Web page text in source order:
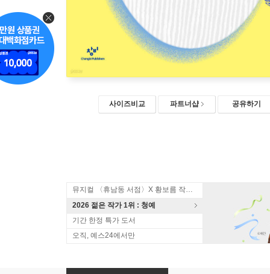
사이즈비교 파트너샵 공유하기
뮤지컬 〈휴남동 서점〉X 황보름 작가 북토크
2026 젊은 작가 1위 : 청예
기간 한정 특가 도서
오직, 예스24에서만